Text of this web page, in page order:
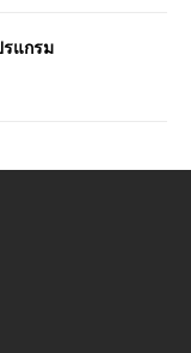
แกรม